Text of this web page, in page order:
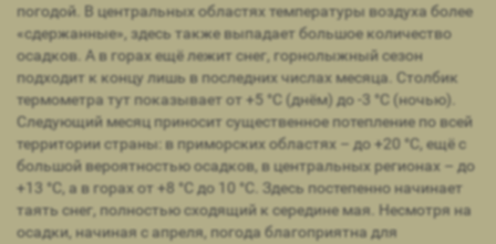
погодой. В центральных областях температуры воздуха более
«сдержанные», здесь также выпадает большое количество
осадков. А в горах ещё лежит снег, горнолыжный сезон
подходит к концу лишь в последних числах месяца. Столбик
термометра тут показывает от +5 °С (днём) до -3 °С (ночью).
Следующий месяц приносит существенное потепление по всей
территории страны: в приморских областях – до +20 °С, ещё с
большой вероятностью осадков, в центральных регионах – до
+13 °С, а в горах от +8 °С до 10 °С. Здесь постепенно начинает
таять снег, полностью сходящий к середине мая. Несмотря на
осадки, начиная с апреля, погода благоприятна для